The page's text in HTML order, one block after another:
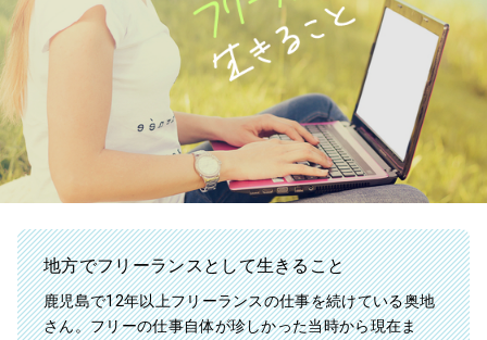
地方でフリーランスとして生きること
鹿児島で12年以上フリーランスの仕事を続けている奥地
さん。フリーの仕事自体が珍しかった当時から現在ま